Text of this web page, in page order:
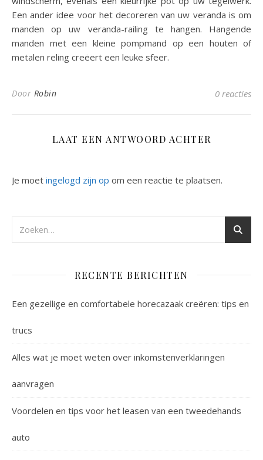
Een ander idee voor het decoreren van uw veranda is om
manden op uw veranda-railing te hangen. Hangende
manden met een kleine pompmand op een houten of
metalen reling creëert een leuke sfeer.
Door Robin 0 reacties
LAAT EEN ANTWOORD ACHTER
Je moet ingelogd zijn op om een reactie te plaatsen.
RECENTE BERICHTEN
Een gezellige en comfortabele horecazaak creëren: tips en
trucs
Alles wat je moet weten over inkomstenverklaringen
aanvragen
Voordelen en tips voor het leasen van een tweedehands
auto